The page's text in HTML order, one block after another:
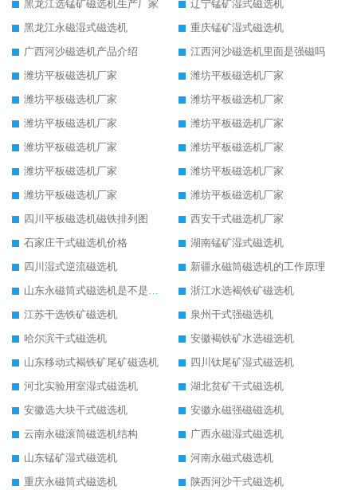
黑龙江选锰矿磁选机生产厂家
辽宁锰矿湿式磁选机
黑龙江永磁湿式磁选机
重庆锰矿湿式磁选机
广西河沙磁选机产品介绍
江西河沙磁选机里面是强磁吗
潍坊平板磁选机厂家
潍坊平板磁选机厂家
潍坊平板磁选机厂家
潍坊平板磁选机厂家
潍坊平板磁选机厂家
潍坊平板磁选机厂家
潍坊平板磁选机厂家
潍坊平板磁选机厂家
潍坊平板磁选机厂家
潍坊平板磁选机厂家
潍坊平板磁选机厂家
潍坊平板磁选机厂家
四川平板磁选机磁铁排列图
西安干式磁选机厂家
石家庄干式磁选机价格
湖南锰矿湿式磁选机
四川湿式逆流磁选机
新疆永磁筒磁选机的工作原理
山东永磁筒式磁选机是不是强磁
浙江水选褐铁矿磁选机
江苏干选铁矿磁选机
泉州干式强磁选机
哈尔滨干式磁选机
安徽褐铁矿水选磁选机
山东移动式褐铁矿尾矿磁选机
四川钛尾矿湿式磁选机
河北实验用室湿式磁选机
湖北贫矿干式磁选机
安徽选大块干式磁选机
安徽永磁强磁磁选机
云南永磁滚筒磁选机结构
广西永磁湿式磁选机
山东锰矿湿式磁选机
河南永磁式磁选机
重庆永磁筒式磁选机
陕西河沙干式磁选机